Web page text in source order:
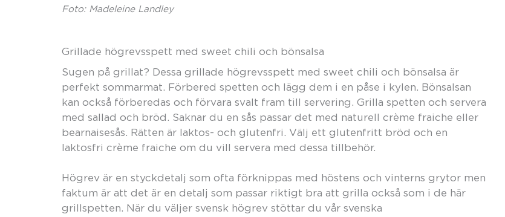
Foto: Madeleine Landley
Grillade högrevsspett med sweet chili och bönsalsa
Sugen på grillat? Dessa grillade högrevsspett med sweet chili och bönsalsa är
perfekt sommarmat. Förbered spetten och lägg dem i en påse i kylen. Bönsalsan
kan också förberedas och förvara svalt fram till servering. Grilla spetten och servera
med sallad och bröd. Saknar du en sås passar det med naturell crème fraiche eller
bearnaisesås. Rätten är laktos- och glutenfri. Välj ett glutenfritt bröd och en
laktosfri crème fraiche om du vill servera med dessa tillbehör.
Högrev är en styckdetalj som ofta förknippas med höstens och vinterns grytor men
faktum är att det är en detalj som passar riktigt bra att grilla också som i de här
grillspetten. När du väljer svensk högrev stöttar du vår svenska